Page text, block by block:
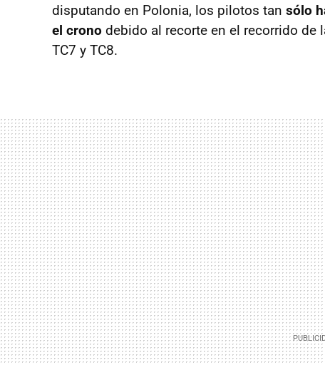
disputando en Polonia, los pilotos tan sólo
el crono debido al recorte en el recorrido de
TC7 y TC8.